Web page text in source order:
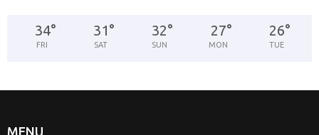
34°
FRI
31°
SAT
32°
SUN
27°
MON
26°
TUE
MENU